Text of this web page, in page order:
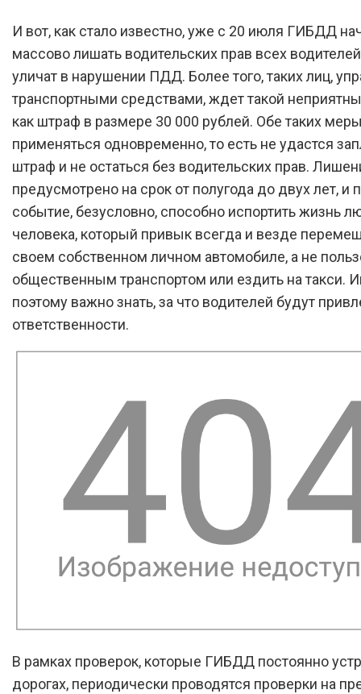
И вот, как стало известно, уже с 20 июля ГИБДД
массово лишать водительских прав всех
уличат в нарушении ПДД. Более того, таких лиц,
транспортными средствами, ждет такой
как штраф в размере 30 000 рублей. Обе таких
применяться одновременно, то есть не удастся
штраф и не остаться без водительских прав.
предусмотрено на срок от полугода до двух лет, и
событие, безусловно, способно испортить жизнь
человека, который привык всегда и везде
своем собственном личном автомобиле, а не
общественным транспортом или ездить на такси.
поэтому важно знать, за что водителей будут
ответственности.
В рамках проверок, которые ГИБДД постоянно
дорогах, периодически проводятся проверки на